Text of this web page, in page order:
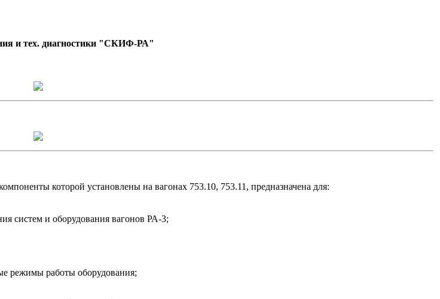
и тех. диагностики "СКИФ-РА"
которой установлены на вагонах 753.10, 753.11, предназначена для:
систем и оборудования вагонов РА-3;
режимы работы оборудования;